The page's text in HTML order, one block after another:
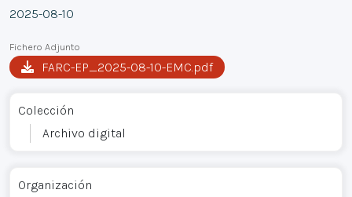
2025-08-10
Fichero Adjunto
FARC-EP_2025-08-10-EMC.pdf
Colección
Archivo digital
Organización